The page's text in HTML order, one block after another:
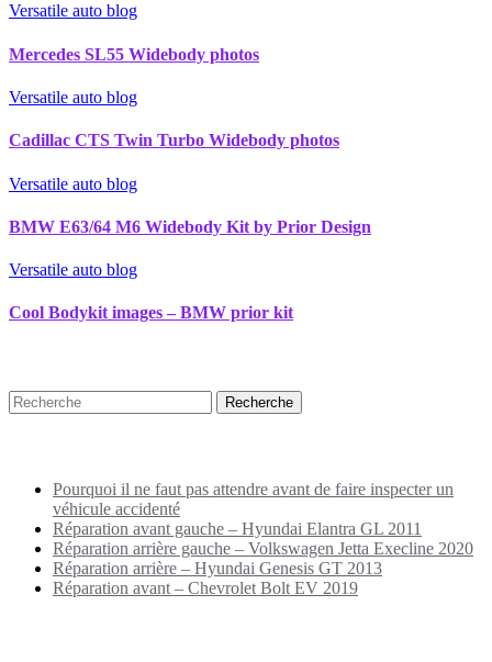
Versatile auto blog
Mercedes SL55 Widebody photos
Versatile auto blog
Cadillac CTS Twin Turbo Widebody photos
Versatile auto blog
BMW E63/64 M6 Widebody Kit by Prior Design
Versatile auto blog
Cool Bodykit images – BMW prior kit
Pourquoi il ne faut pas attendre avant de faire inspecter un
véhicule accidenté
Réparation avant gauche – Hyundai Elantra GL 2011
Réparation arrière gauche – Volkswagen Jetta Execline 2020
Réparation arrière – Hyundai Genesis GT 2013
Réparation avant – Chevrolet Bolt EV 2019